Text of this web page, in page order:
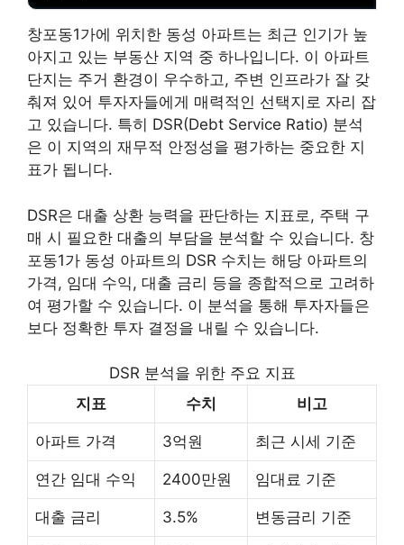
창포동1가에 위치한 동성 아파트는 최근 인기가 높
아지고 있는 부동산 지역 중 하나입니다. 이 아파트
단지는 주거 환경이 우수하고, 주변 인프라가 잘 갖
춰져 있어 투자자들에게 매력적인 선택지로 자리 잡
고 있습니다. 특히 DSR(Debt Service Ratio) 분석
은 이 지역의 재무적 안정성을 평가하는 중요한 지
표가 됩니다.
DSR은 대출 상환 능력을 판단하는 지표로, 주택 구
매 시 필요한 대출의 부담을 분석할 수 있습니다. 창
포동1가 동성 아파트의 DSR 수치는 해당 아파트의
가격, 임대 수익, 대출 금리 등을 종합적으로 고려하
여 평가할 수 있습니다. 이 분석을 통해 투자자들은
보다 정확한 투자 결정을 내릴 수 있습니다.
DSR 분석을 위한 주요 지표
지표
수치 비고
아파트 가격 3억원 최근 시세 기준
연간 임대 수익 2400만원 임대료 기준
대출 금리 3.5% 변동금리 기준